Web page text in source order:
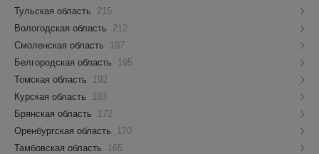
Тульская область
215
Вологодская область
212
Смоленская область
197
Белгородская область
195
Томская область
192
Курская область
183
Брянская область
172
Оренбургская область
170
Тамбовская область
165